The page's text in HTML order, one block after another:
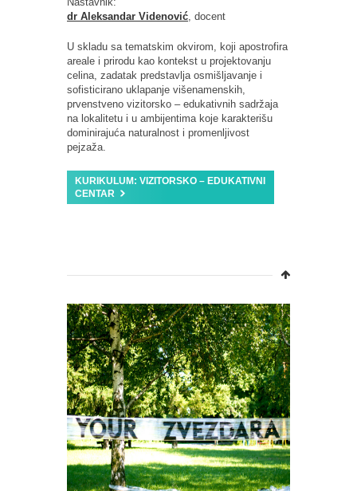
dr Aleksandar Videnović , docent
U skladu sa tematskim okvirom, koji apostrofira
areale i prirodu kao kontekst u projektovanju
celina, zadatak predstavlja osmišljavanje i
sofisticirano uklapanje višenamenskih,
prvenstveno vizitorsko – edukativnih sadržaja
na lokalitetu i u ambijentima koje karakterišu
dominirajuća naturalnost i promenljivost
pejzaža.
KURIKULUM: VIZITORSKO – EDUKATIVNI
CENTAR